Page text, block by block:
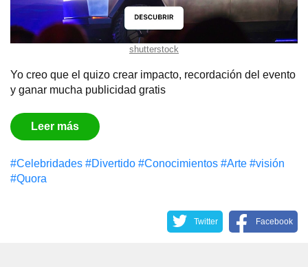
shutterstock
Yo creo que el quizo crear impacto, recordación del evento
y ganar mucha publicidad gratis
Leer más
#Celebridades #Divertido #Conocimientos #Arte #visión
#Quora
Twitter Facebook